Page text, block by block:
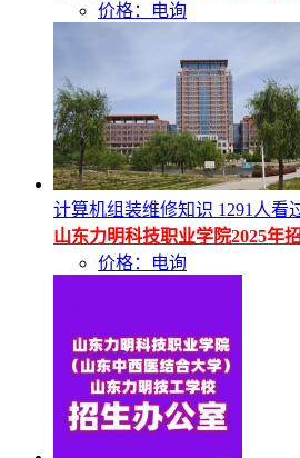
价格：电询
计算机组装维修知识 1291人看
山东力明科技职业学院2025年
价格：电询